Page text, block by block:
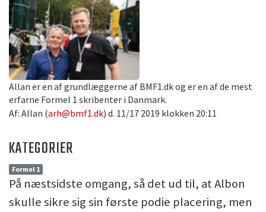
Allan er en af grundlæggerne af BMF1.dk og er en af de mest
erfarne Formel 1 skribenter i Danmark.
Af: Allan (arh@bmf1.dk) d. 11/17 2019 klokken 20:11
KATEGORIER
Formel 1
På næstsidste omgang, så det ud til, at Albon
skulle sikre sig sin første podie placering, men